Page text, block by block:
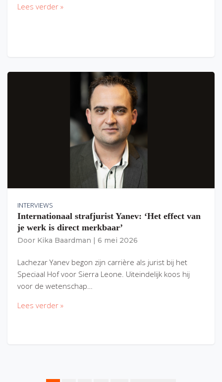
Lees verder »
INTERVIEWS
Internationaal strafjurist Yanev: ‘Het effect van
je werk is direct merkbaar’
Door Kika Baardman 6 mei 2026
Lachezar Yanev begon zijn carrière als jurist bij het
Speciaal Hof voor Sierra Leone. Uiteindelijk koos hij
voor de wetenschap…
Lees verder »